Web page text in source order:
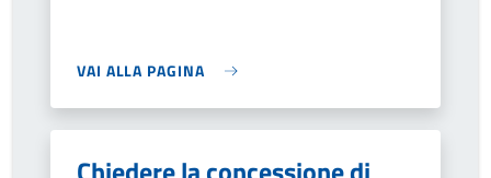
VAI ALLA PAGINA